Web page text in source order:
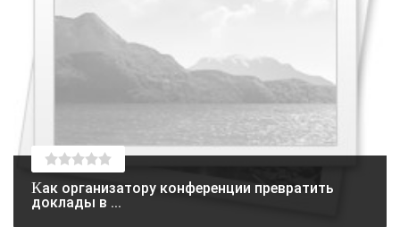
Как организатору конференции превратить
доклады в ...